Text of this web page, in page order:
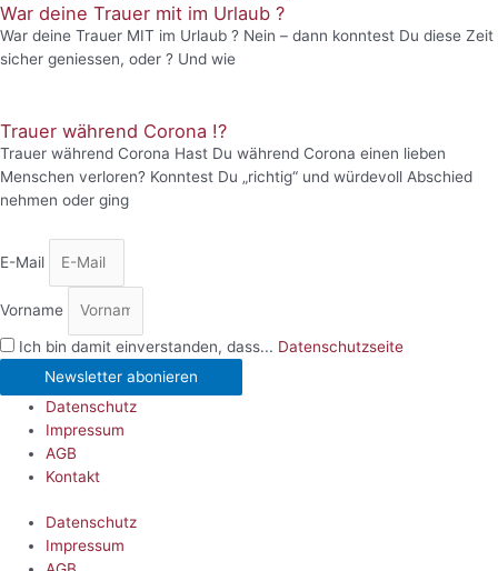
War deine Trauer mit im Urlaub ?
War deine Trauer MIT im Urlaub ? Nein – dann konntest Du diese Zeit
sicher geniessen, oder ? Und wie
Trauer während Corona !?
Trauer während Corona Hast Du während Corona einen lieben
Menschen verloren? Konntest Du „richtig“ und würdevoll Abschied
nehmen oder ging
E-Mail
Vorname
Ich bin damit einverstanden, dass... Datenschutzseite
Newsletter abonieren
Datenschutz
Impressum
AGB
Kontakt
Datenschutz
Impressum